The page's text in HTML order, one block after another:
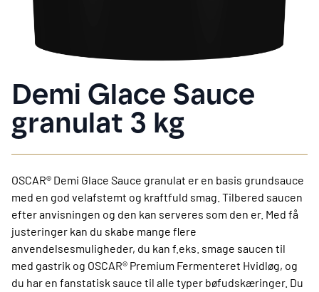
Demi Glace Sauce
granulat 3 kg
OSCAR® Demi Glace Sauce granulat er en basis grundsauce
med en god velafstemt og kraftfuld smag. Tilbered saucen
efter anvisningen og den kan serveres som den er. Med få
justeringer kan du skabe mange flere
anvendelsesmuligheder, du kan f.eks. smage saucen til
med gastrik og OSCAR® Premium Fermenteret Hvidløg, og
du har en fanstatisk sauce til alle typer bøfudskæringer. Du